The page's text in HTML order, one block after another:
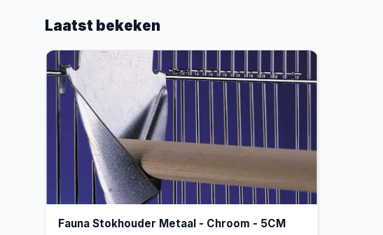
Laatst bekeken
Fauna Stokhouder Metaal - Chroom - 5CM